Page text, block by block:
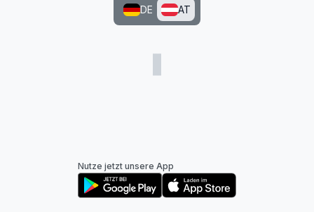
DE AT
Nutze jetzt unsere App